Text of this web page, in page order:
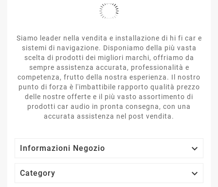
Siamo leader nella vendita e installazione di hi fi car e
sistemi di navigazione. Disponiamo della più vasta
scelta di prodotti dei migliori marchi, offriamo da
sempre assistenza accurata, professionalità e
competenza, frutto della nostra esperienza. Il nostro
punto di forza è l'imbattibile rapporto qualità prezzo
delle nostre offerte e il più vasto assortimento di
prodotti car audio in pronta consegna, con una
accurata assistenza nel post vendita.
Informazioni Negozio 
Category 